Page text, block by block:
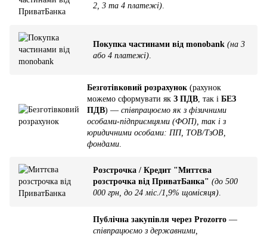
2, 3 та 4 платежі)
Покупка частинами від monobank (на 3
або 4 платежі)
Безготівковий розрахунок (рахунок
можемо сформувати як З ПДВ , так і БЕЗ
ПДВ) — співпрацюємо як з фізичними
особами-підприємцями (ФОП), так і з
юридичними особами: ПП, ТОВ/ТзОВ,
фондами
Розстрочка / Кредит "Миттєва
розстрочка від ПриватБанка" (до 500
000 грн, до 24 міс./1,9% щомісяця).
Публічна закупівля через Prozorro —
співпрацюємо з державними,